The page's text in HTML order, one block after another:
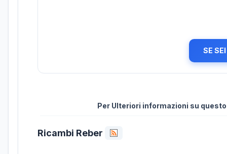
SE
Per Ulteriori informazioni su
Ricambi Reber